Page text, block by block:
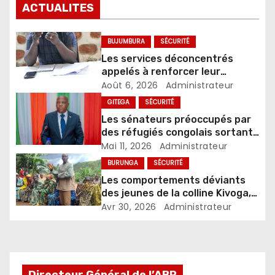
ACTUALITES
BUJUMBURA SÉCURITÉ
Les services déconcentrés
appelés à renforcer leur
collaboration avec
l’administration locale
Août 6, 2026 Administrateur
GITEGA SÉCURITÉ
Les sénateurs préoccupés par
des réfugiés congolais sortant
illégalement des camps et
affichant des comportements
indignes
Mai 11, 2026 Administrateur
BURUNGA SÉCURITÉ
Les comportements déviants
des jeunes de la colline Kivoga,
à l’origine de l’insécurité
Avr 30, 2026 Administrateur